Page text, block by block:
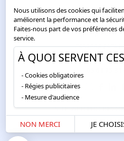
Route de
CS57668
31676 LABÈGE
SITE WEB PRO
Nous utilisons des cookies qui
améliorent la performance et la
Faites-nous part de vos préférences
service.
À QUOI SERVENT
Cookies obligatoires
Régies publicitaires
Mesure d'audience
NON MERCI JE